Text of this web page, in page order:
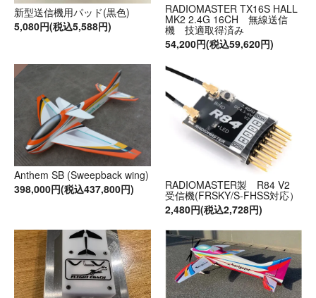
新型送信機用パッド(黒色)
5,080円(税込5,588円)
RADIOMASTER TX16S HALL
MK2 2.4G 16CH 無線送信
機 技適取得済み
54,200円(税込59,620円)
Anthem SB (Sweepback wing)
398,000円(税込437,800円)
RADIOMASTER製 R84 V2
受信機(FRSKY/S-FHSS対応）
2,480円(税込2,728円)